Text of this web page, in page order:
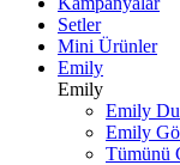
Setler
Mini Ürünler
Emily
Emily
Emily
Emily
Tümünü